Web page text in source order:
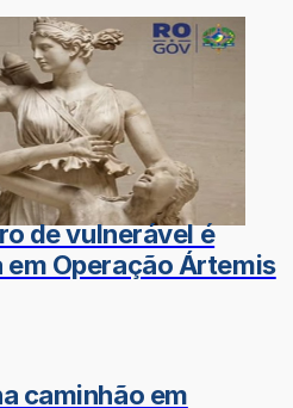
de vulnerável é
em Operação Ártemis
caminhão em